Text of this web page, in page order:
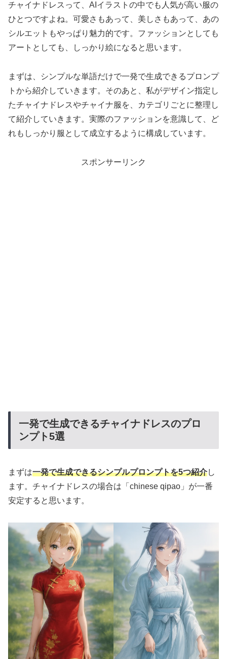
チャイナドレスって、AIイラストの中でも人気が高い服の
ひとつですよね。可愛さもあって、美しさもあって、あの
シルエットもやっぱり魅力的です。ファッションとしても
アートとしても、しっかり絵になると思います。
まずは、シンプルな単語だけで一発で生成できるプロンプ
トから紹介していきます。そのあと、私がデザイン指定し
たチャイナドレスやチャイナ服を、カテゴリごとに整理し
て紹介していきます。実際のファッションを意識して、ど
れもしっかり服として成立するように構成しています。
スポンサーリンク
一発で生成できるチャイナドレスのプロ
ンプト5選
まずは一発で生成できるシンプルプロンプトを5つ紹介し
ます。チャイナドレスの場合は「chinese qipao」が一番
安定すると思います。